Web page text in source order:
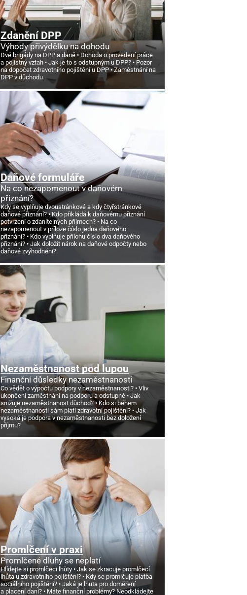
Zdanění DPP
Výhody přivýdělku na dohodu
Dvě brigády na DPP a daně
Dohoda o provedení práce
a pojistný vztah
Jak je to s odstupným u DPP?
Pozor
na dopočet zdravotního pojištění u DPP
Zaměstnání na
DPP v důchodu
Daňové formuláře
Na co nezapomenout v daňovém
přiznání?
Kdy se vyplňuje dvoustránkové a kdy čtyřstránkové
daňové přiznání?
Kdo přikládá k daňovému přiznání
potvrzení o zdanitelných příjmech?
Na co
nezapomenout v příloze číslo jedna daňového
přiznání?
Kdo vyplňuje přílohu číslo dva daňového
přiznání?
Jak doložit nárok na daňové odpočty nebo
daňové zvýhodnění?
Nezaměstnanost pod lupou
Finanční důsledky nezaměstnanosti
Co vědět o výpočtu podpory v nezaměstnanosti?
Vliv
ukončení zaměstnání na podporu a odstupné
Jak
snižuje nezaměstnanost důchod?
Kdo si během
nezaměstnanosti sám platí zdravotní pojištění?
Jak
vysoká je podpora v nezaměstnanosti bez doložení
příjmu?
Promlčení v praxi
Promlčené dluhy se neplatí
Hlídejte si promlčecí lhůty
Jak se zkracuje promlčecí
lhůta u zdravotního pojištění?
Kdy se promlčuje platba
sociálního pojištění?
Jaká je lhůta pro doměření
a placení daní?
Máte finanční problémy? Neodkládejte